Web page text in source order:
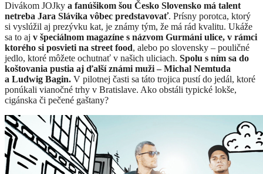
Divákom JOJky a fanúšikom šou Česko Slovensko má talent
netreba Jara Slávika vôbec predstavovať. Prísny porotca, ktorý
si vyslúžil aj prezývku kat, je známy tým, že má rád kvalitu. Ukáže
sa to aj v špeciálnom magazíne s názvom Gurmáni ulice, v rámci
ktorého si posvieti na street food, alebo po slovensky – pouličné
jedlo, ktoré môžete ochutnať v našich uliciach. Spolu s ním sa do
koštovania pustia aj ďalší známi muži – Michal Nemtuda
a Ludwig Bagin. V pilotnej časti sa táto trojica pustí do jedál, ktoré
ponúkali vianočné trhy v Bratislave. Ako obstáli typické lokše,
cigánska či pečené gaštany?